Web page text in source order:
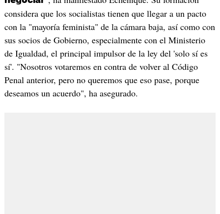
considera que los socialistas tienen que llegar a un pacto
con la "mayoría feminista" de la cámara baja, así como con
sus socios de Gobierno, especialmente con el Ministerio
de Igualdad, el principal impulsor de la ley del 'solo sí es
sí'. "Nosotros votaremos en contra de volver al Código
Penal anterior, pero no queremos que eso pase, porque
deseamos un acuerdo", ha asegurado.